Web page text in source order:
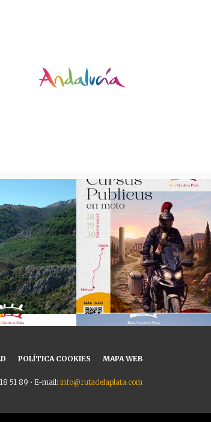
POLÍTICA COOKIES MAPA WEB
51 89 • E-mail: info@rutadelaplata.com